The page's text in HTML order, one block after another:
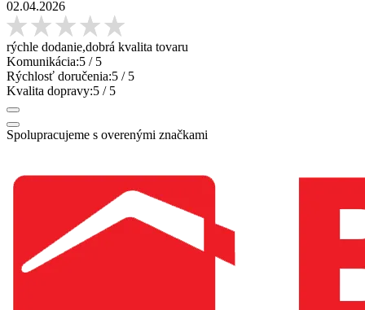
02.04.2026
rýchle dodanie,dobrá kvalita tovaru
Komunikácia:5 / 5
Rýchlosť doručenia:5 / 5
Kvalita dopravy:5 / 5
Spolupracujeme s overenými značkami